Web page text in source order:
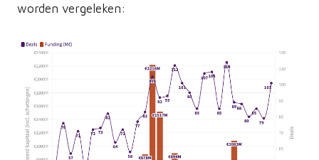
worden vergeleken: